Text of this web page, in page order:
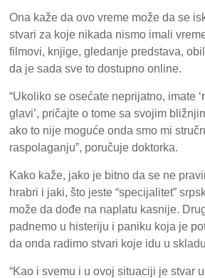
Ona kaže da ovo vreme može da se
stvari za koje nikada nismo imali
filmovi, knjige, gledanje predstava,
da je sada sve to dostupno online.
“Ukoliko se osećate neprijatno, imate
glavi’, pričajte o tome sa svojim
ako to nije moguće onda smo mi
raspolaganju”, poručuje doktorka.
Kako kaže, jako je bitno da se ne
hrabri i jaki, što jeste “specijalitet”
može da dođe na naplatu kasnije.
padnemo u histeriju i paniku koja je
da onda radimo stvari koje idu u
“Kao i svemu i u ovoj situaciji je stvar